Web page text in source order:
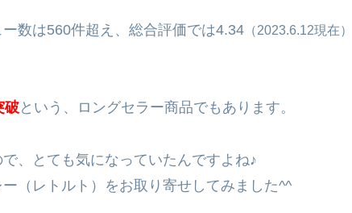
数は560件超え、総合評価では4.34 （2023.6.12現在）
破という、ロングセラー商品でもあります。
、とても気になっていたんですよね♪
（レトルト）をお取り寄せしてみました^^